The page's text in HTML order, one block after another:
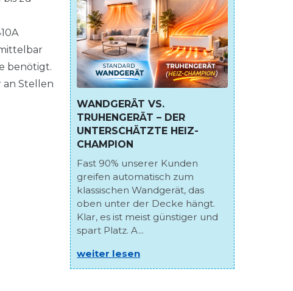
benötigt.
an Stellen
WANDGERÄT VS.
TRUHENGERÄT – DER
UNTERSCHÄTZTE HEIZ-
CHAMPION
Fast 90% unserer Kunden
greifen automatisch zum
klassischen Wandgerät, das
oben unter der Decke hängt.
Klar, es ist meist günstiger und
spart Platz. A...
weiter lesen